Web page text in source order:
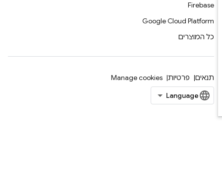
Firebase
Google Cloud Platform
כל המוצרים
תנאים פרטיות Manage cookies